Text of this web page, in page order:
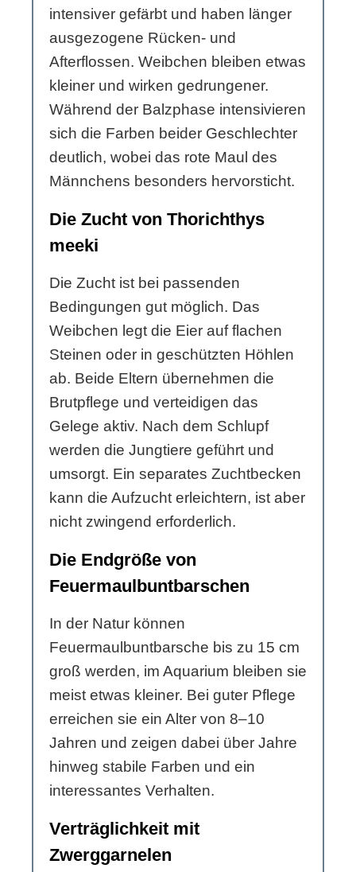
intensiver gefärbt und haben länger
ausgezogene Rücken- und
Afterflossen. Weibchen bleiben etwas
kleiner und wirken gedrungener.
Während der Balzphase intensivieren
sich die Farben beider Geschlechter
deutlich, wobei das rote Maul des
Männchens besonders hervorsticht.
Die Zucht von Thorichthys
meeki
Die Zucht ist bei passenden
Bedingungen gut möglich. Das
Weibchen legt die Eier auf flachen
Steinen oder in geschützten Höhlen
ab. Beide Eltern übernehmen die
Brutpflege und verteidigen das
Gelege aktiv. Nach dem Schlupf
werden die Jungtiere geführt und
umsorgt. Ein separates Zuchtbecken
kann die Aufzucht erleichtern, ist aber
nicht zwingend erforderlich.
Die Endgröße von
Feuermaulbuntbarschen
In der Natur können
Feuermaulbuntbarsche bis zu 15 cm
groß werden, im Aquarium bleiben sie
meist etwas kleiner. Bei guter Pflege
erreichen sie ein Alter von 8–10
Jahren und zeigen dabei über Jahre
hinweg stabile Farben und ein
interessantes Verhalten.
Verträglichkeit mit
Zwerggarnelen